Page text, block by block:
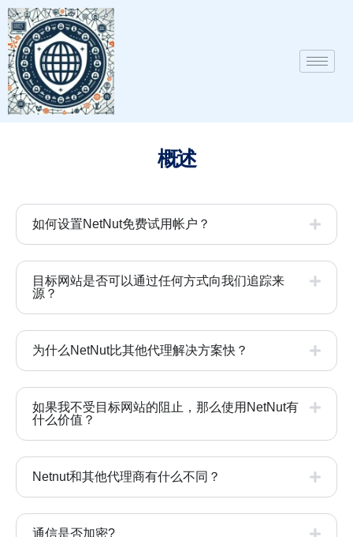
概述
如何设置NetNut免费试用帐户？
目标网站是否可以通过任何方式向我们追踪来
源？
为什么NetNut比其他代理解决方案快？
如果我不受目标网站的阻止，那么使用NetNut有
什么价值？
Netnut和其他代理商有什么不同？
通信是否加密?